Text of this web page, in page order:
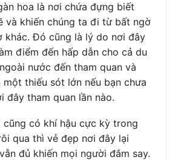
hoa là nơi chứa đựng biết
và khiến chúng ta đi từ bất ngờ
khác. Đó cũng là lý do nơi đây
điểm đến hấp dẫn cho cả du
nước đến tham quan và
một thiếu sót lớn nếu bạn chưa
đây tham quan lần nào.
cũng có khí hậu cực kỳ trong
qua thì vẻ đẹp nơi đây lại
đủ khiến mọi người đắm say.